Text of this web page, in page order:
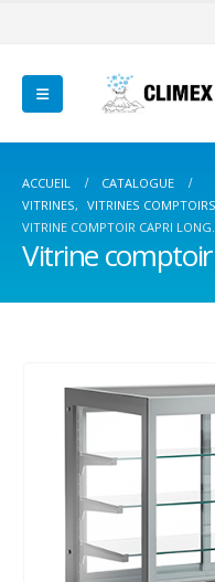
ACCUEIL
CATALOGUE
VITRINES, VITRINES COMPTOIRS
VITRINE COMPTOIR CAPRI
Vitrine